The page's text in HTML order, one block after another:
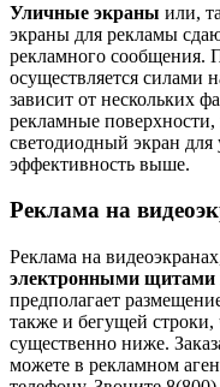
Уличные экраны или,
экраны для рекламы
рекламного сообщения.
осуществляется силами
зависит от нескольких
рекламные
светодиодный экран для
эффективность выше.
Реклама на
Реклама на
электронными щитами
предполагает
также и бегущей строки,
существенно ниже.
можете в рекламном